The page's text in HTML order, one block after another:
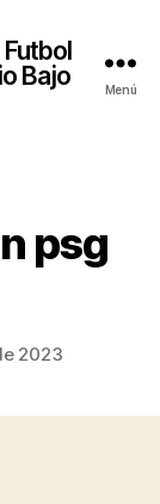
Bajo
Menú
psg
2023